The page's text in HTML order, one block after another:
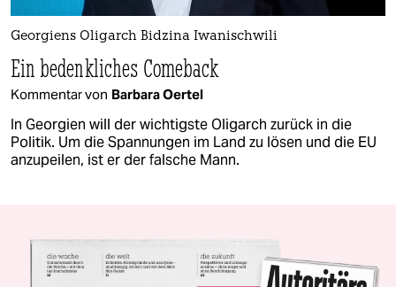
Georgiens Oligarch Bidzina Iwanischwili
Ein bedenkliches Comeback
Kommentar von Barbara Oertel
In Georgien will der wichtigste Oligarch zurück in die
Politik. Um die Spannungen im Land zu lösen und die EU
anzupeilen, ist er der falsche Mann.